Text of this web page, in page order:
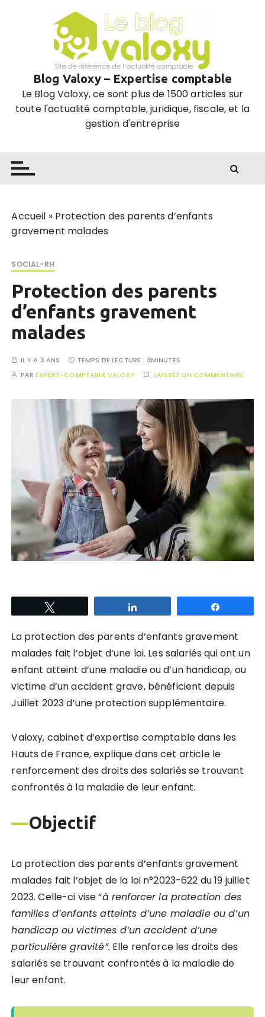
Blog Valoxy – Expertise comptable
Le Blog Valoxy, ce sont plus de 1500 articles sur
toute l'actualité comptable, juridique, fiscale, et la
gestion d'entreprise
Accueil » Protection des parents d’enfants
gravement malades
SOCIAL-RH
Protection des parents
d’enfants gravement
malades
IL Y A 3 ANS TEMPS DE LECTURE : 3MINUTES
PAREXPERT-COMPTABLE VALOXY LAISSEZ UN COMMENTAIRE
La protection des parents d’enfants gravement
malades fait l’objet d’une loi. Les salariés qui ont un
enfant atteint d’une maladie ou d’un handicap, ou
victime d’un accident grave, bénéficient depuis
Juillet 2023 d’une protection supplémentaire.
Valoxy, cabinet d’expertise comptable dans les
Hauts de France, explique dans cet article le
renforcement des droits des salariés se trouvant
confrontés à la maladie de leur enfant.
—Objectif
La protection des parents d’enfants gravement
malades fait l’objet de la loi n°2023-622 du 19 juillet
2023. Celle-ci vise “à renforcer la protection des
familles d’enfants atteints d’une maladie ou d’un
handicap ou victimes d’un accident d’une
particulière gravité”. Elle renforce les droits des
salariés se trouvant confrontés à la maladie de
leur enfant.